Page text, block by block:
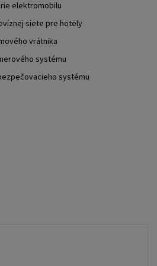
elektromobilu
siete pre hotely
vrátnika
systému
systému